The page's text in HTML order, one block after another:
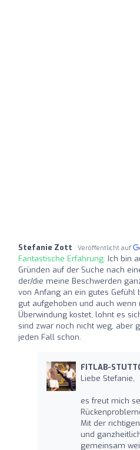
Stefanie Zott Veröffentlicht auf
Fantastische Erfahrung: Ich bin
Gründen auf der Suche nach
der/die meine Beschwerden
von Anfang an ein gutes Gefühl
gut aufgehoben und auch wenn
Überwindung kostet, lohnt es
sind zwar noch nicht weg, aber
jeden Fall schon.
FITLAB-
Liebe Stefanie,
es freut mich
Mit der
und
gemeinsam